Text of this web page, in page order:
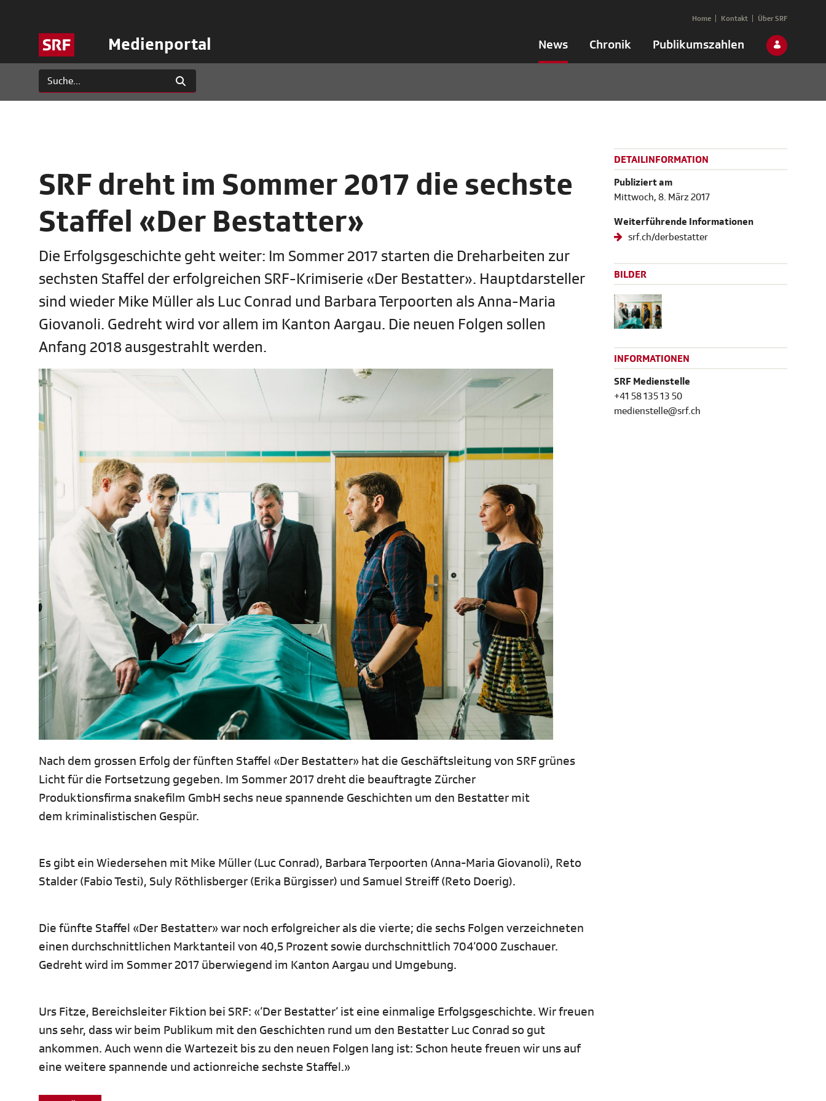
Medienportal News Chronik Publikumszahlen
Home Kontakt Über SRF
SRF dreht im Sommer 2017 die sechste
Staffel «Der Bestatter»
Die Erfolgsgeschichte geht weiter: Im Sommer 2017 starten die Dreharbeiten zur
sechsten Staffel der erfolgreichen SRF-Krimiserie «Der Bestatter». Hauptdarsteller
sind wieder Mike Müller als Luc Conrad und Barbara Terpoorten als Anna-Maria
Giovanoli. Gedreht wird vor allem im Kanton Aargau. Die neuen Folgen sollen
Anfang 2018 ausgestrahlt werden.
Nach dem grossen Erfolg der fünften Staffel «Der Bestatter» hat die Geschäftsleitung von SRF grünes
Licht für die Fortsetzung gegeben. Im Sommer 2017 dreht die beauftragte Zürcher
Produktionsfirma snakefilm GmbH sechs neue spannende Geschichten um den Bestatter mit
dem kriminalistischen Gespür.
Es gibt ein Wiedersehen mit Mike Müller (Luc Conrad), Barbara Terpoorten (Anna-Maria Giovanoli), Reto
Stalder (Fabio Testi), Suly Röthlisberger (Erika Bürgisser) und Samuel Streiff (Reto Doerig).
Die fünfte Staffel «Der Bestatter» war noch erfolgreicher als die vierte; die sechs Folgen verzeichneten
einen durchschnittlichen Marktanteil von 40,5 Prozent sowie durchschnittlich 704‘000 Zuschauer.
Gedreht wird im Sommer 2017 überwiegend im Kanton Aargau und Umgebung.
Urs Fitze, Bereichsleiter Fiktion bei SRF: «‘Der Bestatter‘ ist eine einmalige Erfolgsgeschichte. Wir freuen
uns sehr, dass wir beim Publikum mit den Geschichten rund um den Bestatter Luc Conrad so gut
ankommen. Auch wenn die Wartezeit bis zu den neuen Folgen lang ist: Schon heute freuen wir uns auf
eine weitere spannende und actionreiche sechste Staffel.»
DETAILINFORMATION
Publiziert am
Mittwoch, 8. März 2017
Weiterführende Informationen
srf.ch/derbestatter
BILDER
INFORMATIONEN
SRF Medienstelle
+41 58 135 13 50
medienstelle@srf.ch